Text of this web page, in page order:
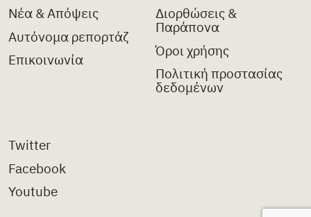
Νέα & Απόψεις
Αυτόνομα ρεπορτάζ
Επικοινωνία
Διορθώσεις &
Παράπονα
Όροι χρήσης
Πολιτική προστασίας
δεδομένων
Twitter
Facebook
Youtube